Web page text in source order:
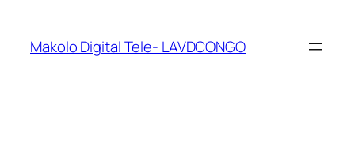
Makolo Digital Tele- LAVDCONGO